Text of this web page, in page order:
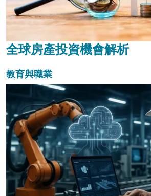
全球房產投資機會解析
教育與職業